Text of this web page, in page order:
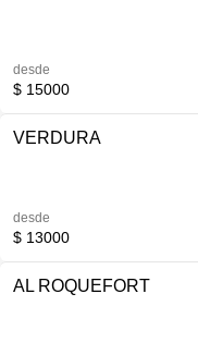
desde
$ 15000
VERDURA
desde
$ 13000
AL ROQUEFORT